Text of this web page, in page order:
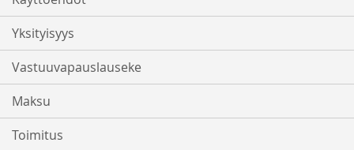
Yksityisyys
Vastuuvapauslauseke
Maksu
Toimitus